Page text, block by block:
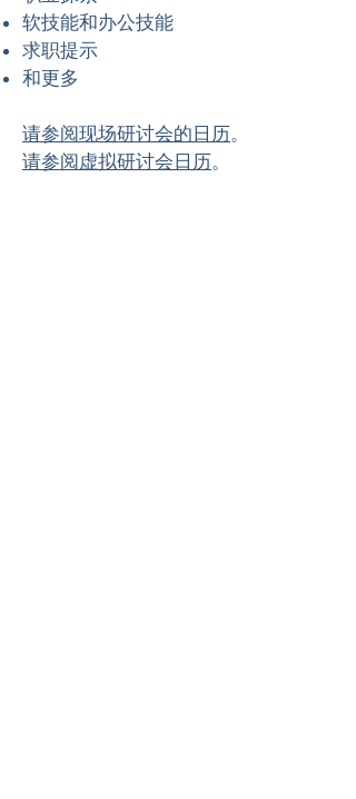
软技能和办公技能
求职提示
和更多
请参阅现场研讨会的日历。
请参阅虚拟研讨会日历。